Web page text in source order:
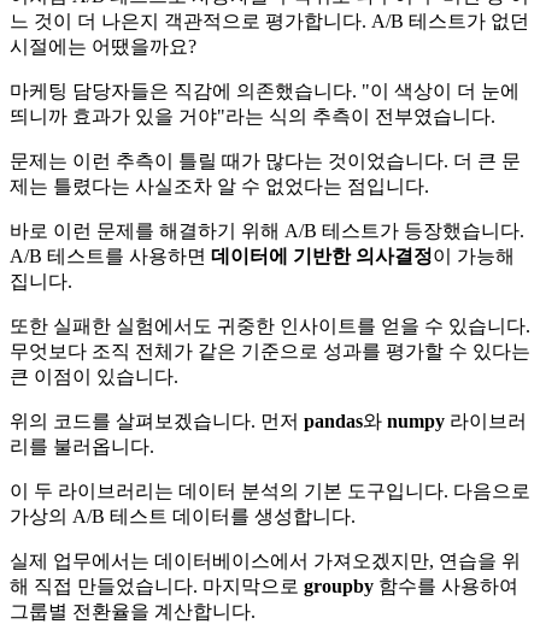
느 것이 더 나은지 객관적으로 평가합니다. A/B 테스트가 없던
시절에는 어땠을까요?
마케팅 담당자들은 직감에 의존했습니다. "이 색상이 더 눈에
띄니까 효과가 있을 거야"라는 식의 추측이 전부였습니다.
문제는 이런 추측이 틀릴 때가 많다는 것이었습니다. 더 큰 문
제는 틀렸다는 사실조차 알 수 없었다는 점입니다.
바로 이런 문제를 해결하기 위해 A/B 테스트가 등장했습니다.
A/B 테스트를 사용하면 데이터에 기반한 의사결정이 가능해
집니다.
또한 실패한 실험에서도 귀중한 인사이트를 얻을 수 있습니다.
무엇보다 조직 전체가 같은 기준으로 성과를 평가할 수 있다는
큰 이점이 있습니다.
위의 코드를 살펴보겠습니다. 먼저 pandas와 numpy 라이브러
리를 불러옵니다.
이 두 라이브러리는 데이터 분석의 기본 도구입니다. 다음으로
가상의 A/B 테스트 데이터를 생성합니다.
실제 업무에서는 데이터베이스에서 가져오겠지만, 연습을 위
해 직접 만들었습니다. 마지막으로 groupby 함수를 사용하여
그룹별 전환율을 계산합니다.